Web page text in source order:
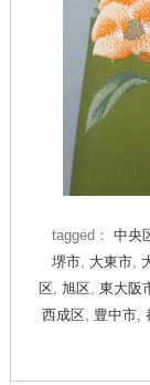
tagged：中央
堺市 大東市
区 ,旭区 ,東大阪
西成区 豊中市 ,